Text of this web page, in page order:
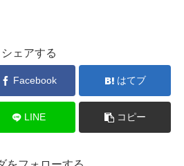
シェアする
Facebook はてブ
LINE コピー